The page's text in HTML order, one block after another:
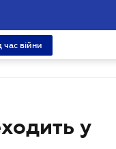
час війни
у